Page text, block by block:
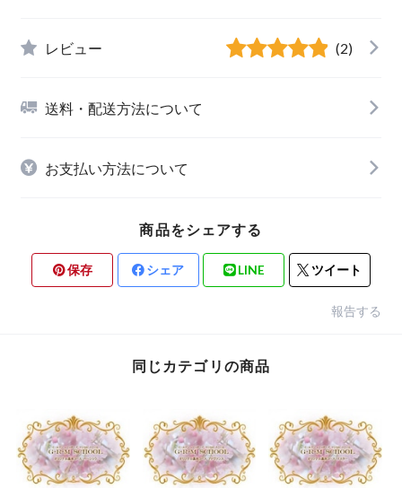
レビュー (2)
送料・配送方法について
お支払い方法について
商品をシェアする
保存 シェア LINE ツイート
報告する
同じカテゴリの商品